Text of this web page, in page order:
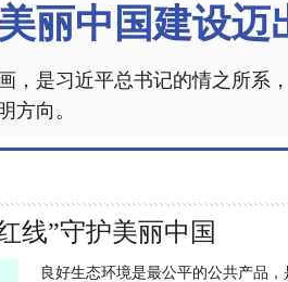
丽中国建设迈
，是习近平总书记的情之所系
方向。
线”守护美丽中国
良好生态环境是最公平的公共产品